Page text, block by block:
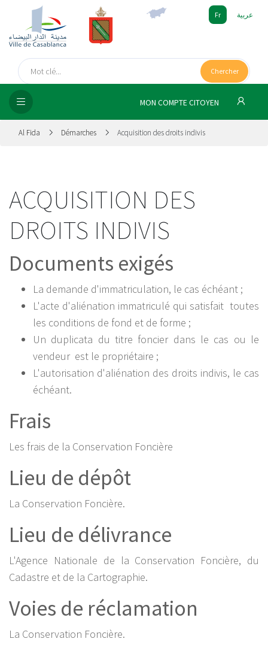
Fr عربية
Chercher
MON COMPTE CITOYEN
Al Fida Démarches Acquisition des droits indivis
ACQUISITION DES
DROITS INDIVIS
Documents exigés
La demande d'immatriculation, le cas échéant ;
L'acte d'aliénation immatriculé qui satisfait toutes
les conditions de fond et de forme ;
Un duplicata du titre foncier dans le cas ou le
vendeur est le propriétaire ;
L'autorisation d'aliénation des droits indivis, le cas
échéant.
Frais
Les frais de la Conservation Foncière
Lieu de dépôt
La Conservation Foncière.
Lieu de délivrance
L'Agence Nationale de la Conservation Foncière, du
Cadastre et de la Cartographie.
Voies de réclamation
La Conservation Foncière.